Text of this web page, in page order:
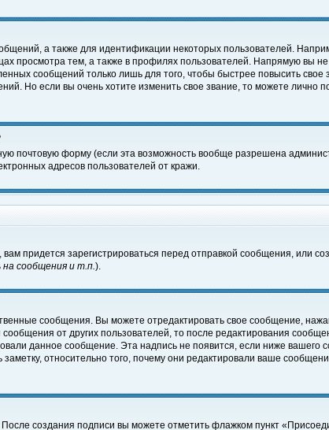
а также для идентификации некоторых пользователей.
просмотра тем, а также в профилях пользователей. Напрямую вы
сообщений только лишь для того, чтобы быстрее повысить
Но если вы очень хотите изменить свое звание, то можете лично
почтовую форму (если эта возможность вообще разрешена
адресов пользователей от кражи.
придется зарегистрироваться перед отправкой сообщения, или
сообщения и т.п.).
сообщения. Вы можете отредактировать свое сообщение,
от других пользователей, то после редактирования
данное сообщение. Эта надпись не появится, если ниже
относительно того, почему они редактировали ваше
создания подписи вы можете отметить флажком пункт